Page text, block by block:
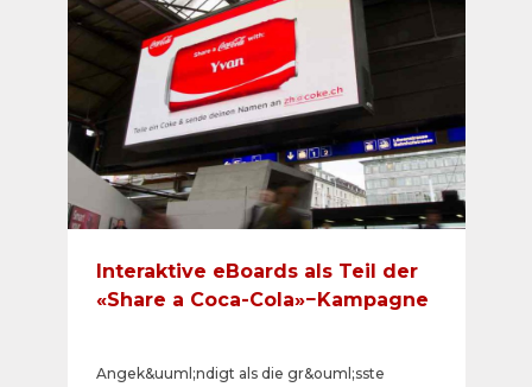
Interaktive eBoards als Teil der
«Share a Coca-Cola»−Kampagne
Angek&uuml;ndigt als die gr&ouml;sste